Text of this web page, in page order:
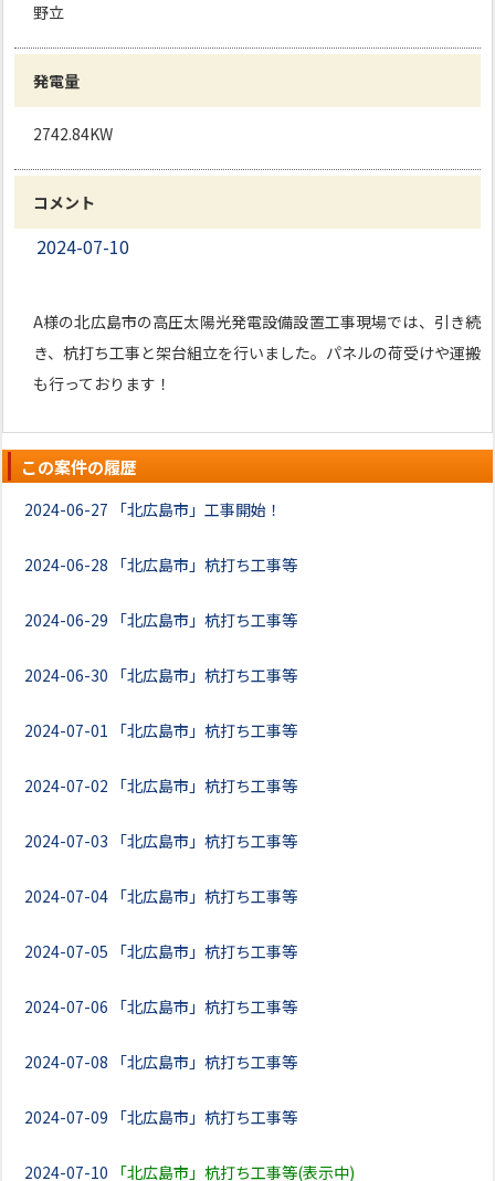
野立
発電量
2742.84KW
コメント
2024-07-10
A様の北広島市の高圧太陽光発電設備設置工事現場では、引き続
き、杭打ち工事と架台組立を行いました。パネルの荷受けや運搬
も行っております！
この案件の履歴
2024-06-27 「北広島市」工事開始！
2024-06-28 「北広島市」杭打ち工事等
2024-06-29 「北広島市」杭打ち工事等
2024-06-30 「北広島市」杭打ち工事等
2024-07-01 「北広島市」杭打ち工事等
2024-07-02 「北広島市」杭打ち工事等
2024-07-03 「北広島市」杭打ち工事等
2024-07-04 「北広島市」杭打ち工事等
2024-07-05 「北広島市」杭打ち工事等
2024-07-06 「北広島市」杭打ち工事等
2024-07-08 「北広島市」杭打ち工事等
2024-07-09 「北広島市」杭打ち工事等
2024-07-10 「北広島市」杭打ち工事等(表示中)